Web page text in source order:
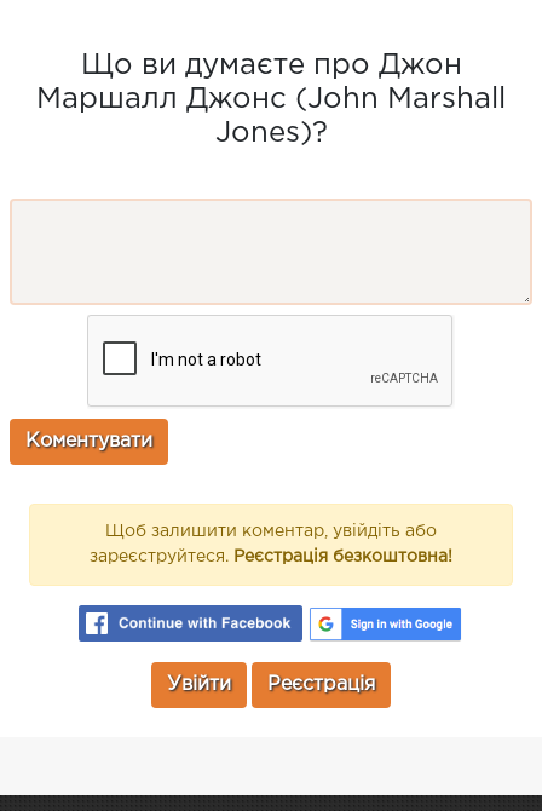
Що ви думаєте про Джон
Маршалл Джонс (John Marshall
Jones)?
Щоб залишити коментар, увійдіть або
зареєструйтеся. Реєстрація безкоштовна!
Увійти Реєстрація